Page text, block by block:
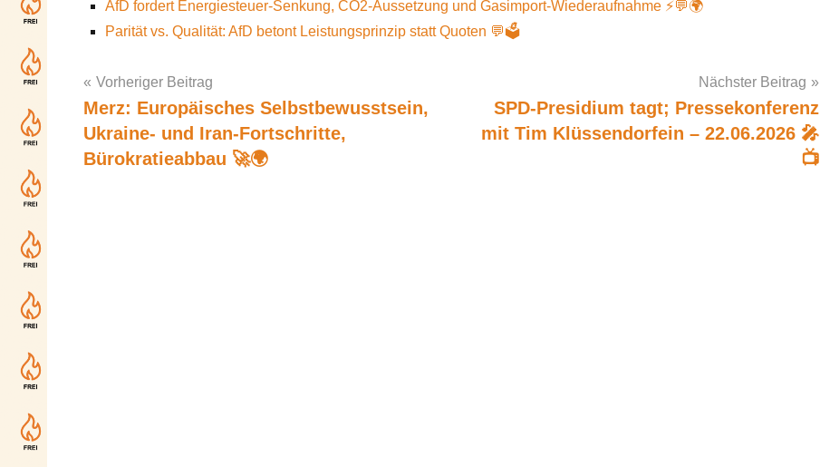
AfD fordert Energiesteuer-Senkung, CO2-Aussetzung und Gasimport-Wiederaufnahme ⚡️💬🌍
Parität vs. Qualität: AfD betont Leistungsprinzip statt Quoten 💬🗳️
Post
navigation
Vorheriger Beitrag
Merz: Europäisches Selbstbewusstsein,
Ukraine- und Iran-Fortschritte,
Bürokratieabbau 🚀🌍
Nächster Beitrag
SPD-Presidium tagt; Pressekonferenz
mit Tim Klüssendorfein – 22.06.2026 🎤
📺